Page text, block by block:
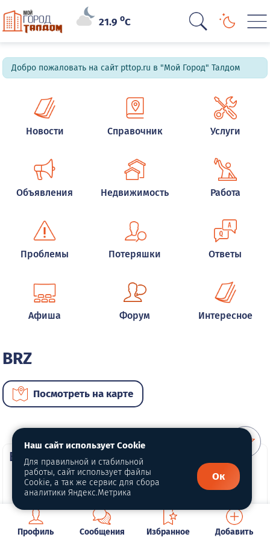
21.9oC
Добро пожаловать на сайт pttop.ru в "Мой Город" Талдом
Новости Справочник Услуги
Объявления Недвижимость Работа
Проблемы Потеряшки Ответы
Афиша Форум Интересное
BRZ
Посмотреть на карте
ВИП автомобили
Профиль Сообщения Избранное Добавить
Наш сайт использует Cookie
Для правильной и стабильной
работы, сайт использует файлы
Cookie, а так же сервис для сбора
аналитики Яндекс.Метрика
Ок